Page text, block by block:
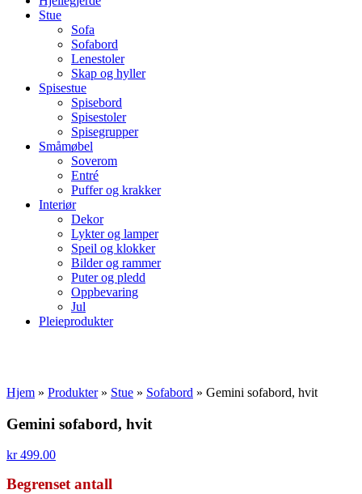
Stue
Sofa
Sofabord
Lenestoler
Skap og hyller
Spisestue
Spisebord
Spisestoler
Spisegrupper
Småmøbel
Soverom
Entré
Puffer og krakker
Interiør
Dekor
Lykter og lamper
Speil og klokker
Bilder og rammer
Puter og pledd
Oppbevaring
Jul
Pleieprodukter
Hjem » Produkter» Stue » Sofabord » Gemini sofabord, hvit
Gemini sofabord, hvit
kr499.00
Begrenset antall